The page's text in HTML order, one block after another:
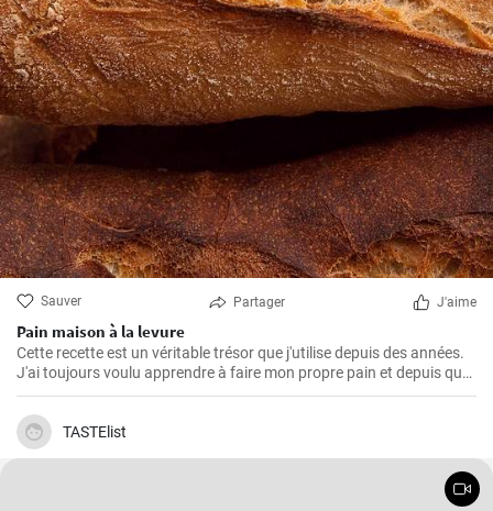
Sauver Partager J'aime
Pain maison à la levure
Cette recette est un véritable trésor que j'utilise depuis des années.
J'ai toujours voulu apprendre à faire mon propre pain et depuis que
j'ai trouvé cette recette, je ne mange plus rien d'autre. L'odeur et le
goût du pain frais cuit à la maison sont incomparables.
TASTElist